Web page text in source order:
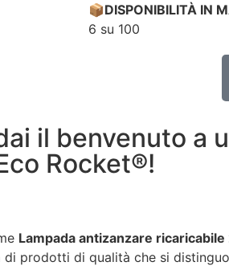
📦DISPONIBILITÀ IN
6 su 100
il benvenuto a
Rocket®️!
Lampada antizanzare
di prodotti di qualità che si